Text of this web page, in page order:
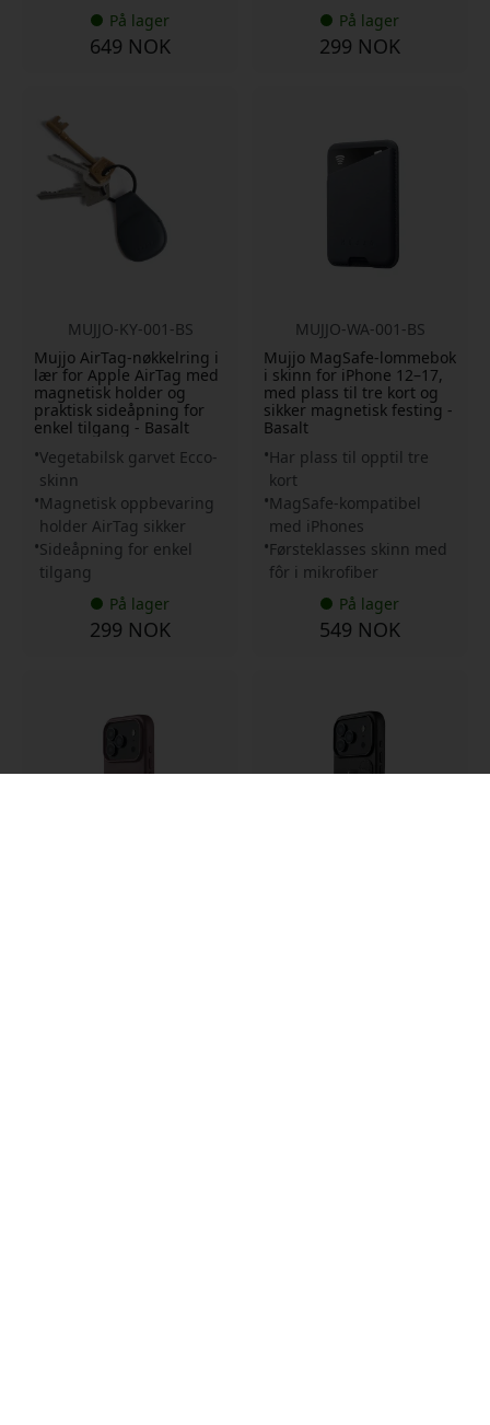
På lager
649 NOK
På lager
299 NOK
MUJJO-KY-001-BS
Mujjo AirTag-nøkkelring i
lær for Apple AirTag med
magnetisk holder og
praktisk sideåpning for
enkel tilgang - Basalt
Vegetabilsk garvet Ecco-
skinn
Magnetisk oppbevaring
holder AirTag sikker
Sideåpning for enkel
tilgang
På lager
299 NOK
MUJJO-WA-001-BS
Mujjo MagSafe-lommebok
i skinn for iPhone 12–17,
med plass til tre kort og
sikker magnetisk festing -
Basalt
Har plass til opptil tre
kort
MagSafe-kompatibel
med iPhones
Førsteklasses skinn med
fôr i mikrofiber
På lager
549 NOK